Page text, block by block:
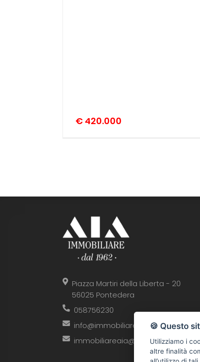
€ 420.000
Piazza Martiri della Liberta - 20
56025 Pontedera
058756230
info@immobiliareaia.it
immobiliareaia@cgn.legalmail.it
🍪 Questo
Utilizziamo i
altre finalità